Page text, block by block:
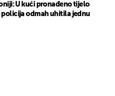
U kući pronađeno tijelo
policija odmah uhitila jednu